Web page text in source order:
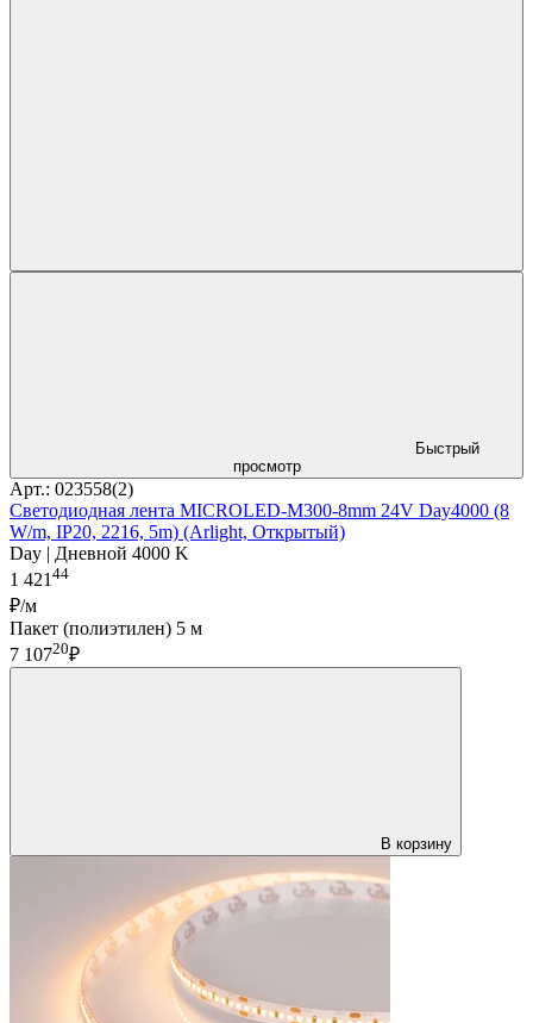
Быстрый
просмотр
Арт.: 023558(2)
Светодиодная лента MICROLED-M300-8mm 24V Day4000 (8
W/m, IP20, 2216, 5m) (Arlight, Открытый)
Day | Дневной 4000 K
1 42144
₽/м
Пакет (полиэтилен) 5 м
7 10720₽
В корзину